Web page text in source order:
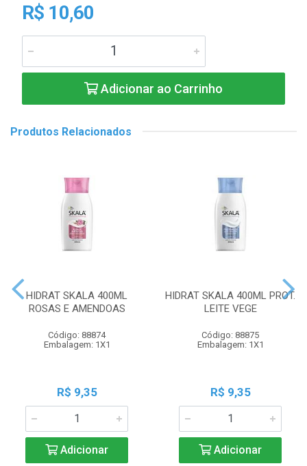
R$ 10,60
Adicionar ao Carrinho
Produtos Relacionados
HIDRAT SKALA 400ML
ROSAS E AMENDOAS
Código: 88874
Embalagem: 1X1
R$ 9,35
Adicionar
HIDRAT SKALA 400ML PROT.
LEITE VEGE
Código: 88875
Embalagem: 1X1
R$ 9,35
Adicionar